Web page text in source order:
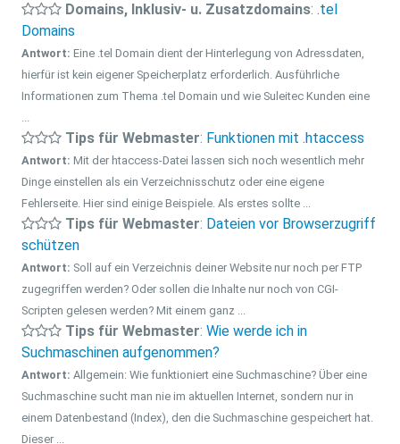
Domains, Inklusiv- u. Zusatzdomains: .tel
Domains
Antwort: Eine .tel Domain dient der Hinterlegung von Adressdaten,
hierfür ist kein eigener Speicherplatz erforderlich. Ausführliche
Informationen zum Thema .tel Domain und wie Suleitec Kunden eine
...
Tips für Webmaster: Funktionen mit .htaccess
Antwort: Mit der htaccess-Datei lassen sich noch wesentlich mehr
Dinge einstellen als ein Verzeichnisschutz oder eine eigene
Fehlerseite. Hier sind einige Beispiele. Als erstes sollte ...
Tips für Webmaster: Dateien vor Browserzugriff
schützen
Antwort: Soll auf ein Verzeichnis deiner Website nur noch per FTP
zugegriffen werden? Oder sollen die Inhalte nur noch von CGI-
Scripten gelesen werden? Mit einem ganz ...
Tips für Webmaster: Wie werde ich in
Suchmaschinen aufgenommen?
Antwort: Allgemein: Wie funktioniert eine Suchmaschine? Über eine
Suchmaschine sucht man nie im aktuellen Internet, sondern nur in
einem Datenbestand (Index), den die Suchmaschine gespeichert hat.
Dieser ...